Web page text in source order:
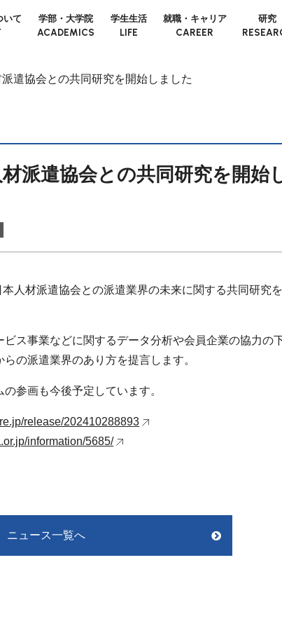
いて 学部・大学院
ACADEMICS
学生生活
LIFE
就職・キャリア
CAREER
研究
遣協会との共同研究を開始しました
派遣協会との共同研究を開始
人材派遣協会との派遣業界の未来に関する共同研究を
ス事業などに関するデータ分析や会員企業の協力の
の派遣業界のあり方を提言します。
参画も今後予定しています。
release/202410288893
information/5685/
ニュース一覧へ